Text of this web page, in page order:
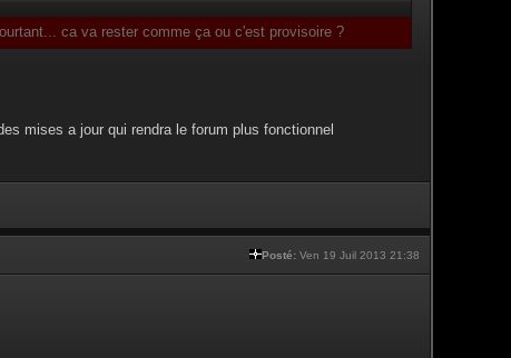
ca va rester comme ça ou c'est provisoire ?
mises a jour qui rendra le forum plus fonctionnel
Posté: Ven 19 Juil 2013 21:38